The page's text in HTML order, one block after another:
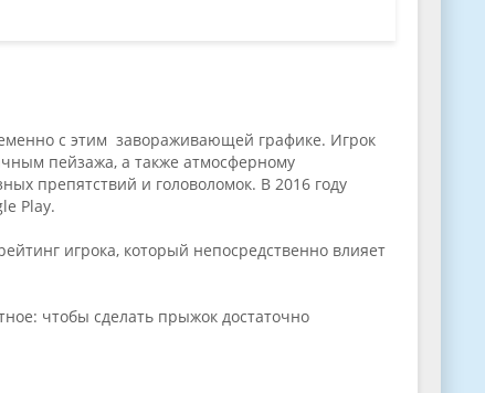
с этим завораживающей графике. Игрок
пейзажа, а также атмосферному
препятствий и головоломок. В 2016 году
Play.
игрока, который непосредственно влияет
чтобы сделать прыжок достаточно